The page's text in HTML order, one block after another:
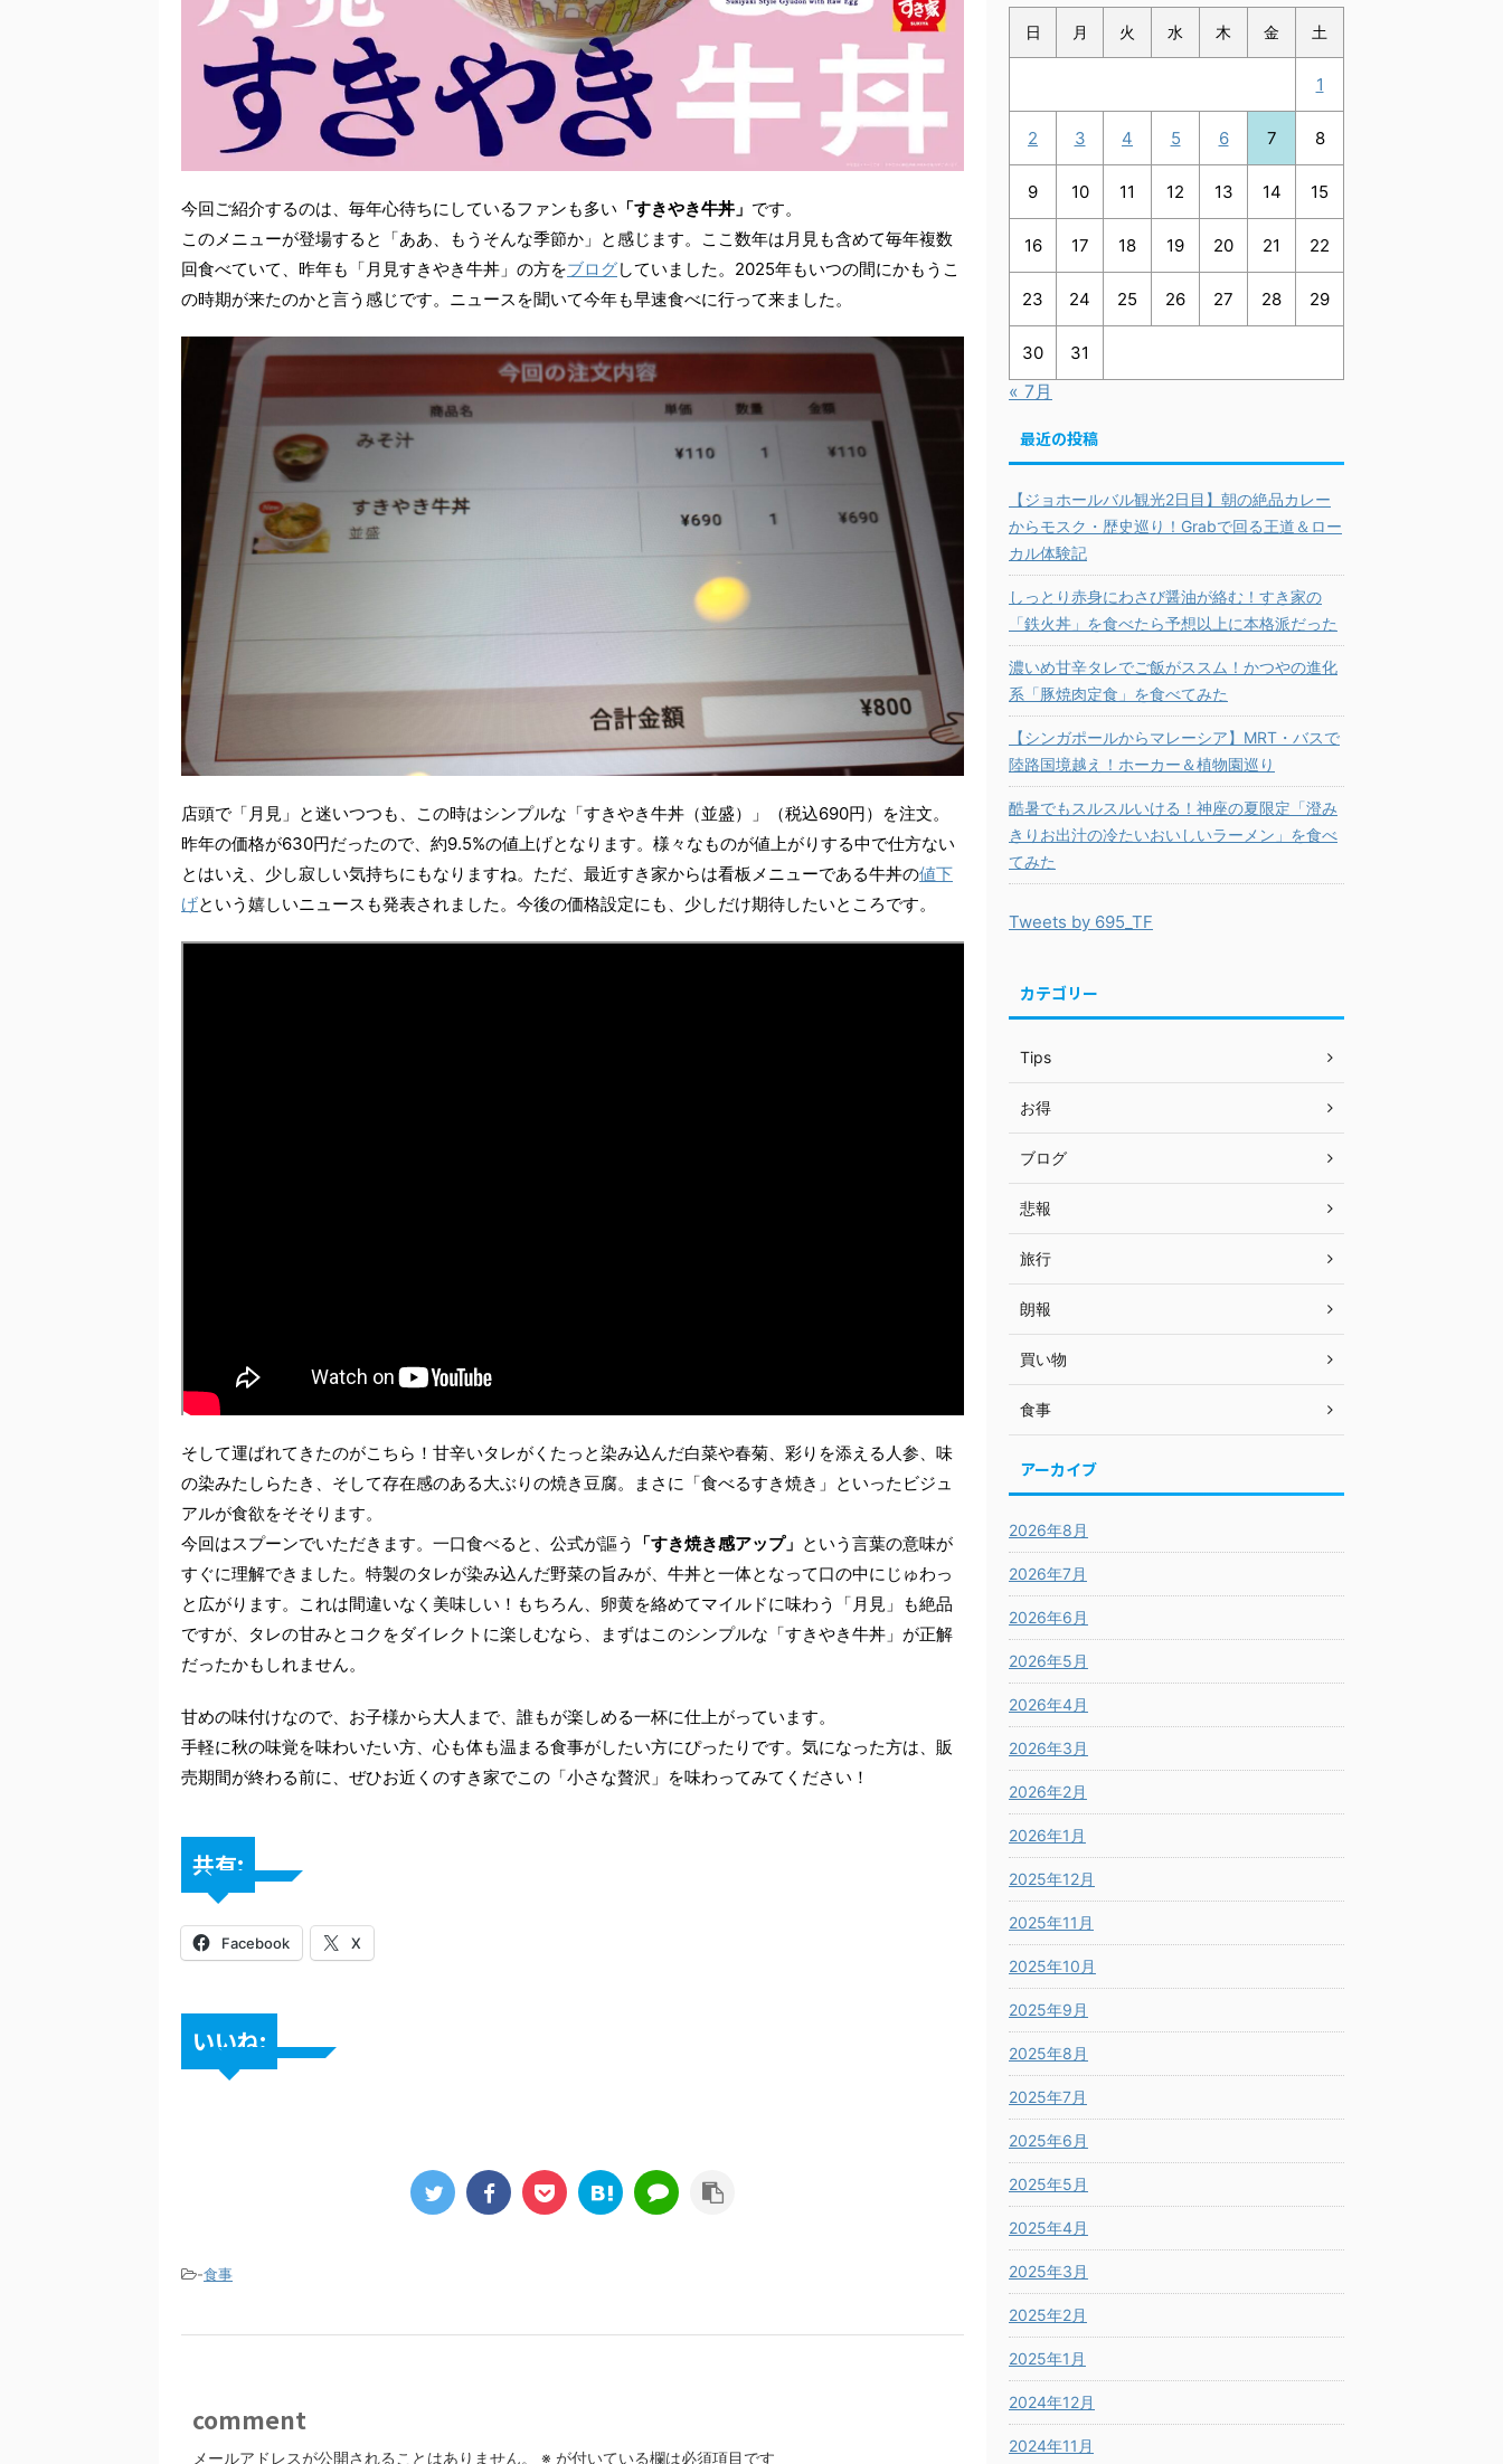
今回ご紹介するのは、毎年心待ちにしているファンも多い 「すきやき牛丼」 です。
このメニューが登場すると「ああ、もうそんな季節か」と感じます。ここ数年は月見も含めて毎年複数
回食べていて、昨年も「月見すきやき牛丼」の方をブログしていました。2025年もいつの間にかもうこ
の時期が来たのかと言う感じです。ニュースを聞いて今年も早速食べに行って来ました。
店頭で「月見」と迷いつつも、この時はシンプルな「すきやき牛丼（並盛）」（税込690円）を注文。
昨年の価格が630円だったので、約9.5%の値上げとなります。様々なものが値上がりする中で仕方ない
とはいえ、少し寂しい気持ちにもなりますね。ただ、最近すき家からは看板メニューである牛丼の値下
げという嬉しいニュースも発表されました。今後の価格設定にも、少しだけ期待したいところです。
そして運ばれてきたのがこちら！甘辛いタレがくたっと染み込んだ白菜や春菊、彩りを添える人参、味
の染みたしらたき、そして存在感のある大ぶりの焼き豆腐。まさに「食べるすき焼き」といったビジュ
アルが食欲をそそります。
今回はスプーンでいただきます。一口食べると、公式が謳う
「すき焼き感アップ」 という言葉の意味が
すぐに理解できました。特製のタレが染み込んだ野菜の旨みが、牛丼と一体となって口の中にじゅわっ
と広がります。これは間違いなく美味しい！もちろん、卵黄を絡めてマイルドに味わう「月見」も絶品
ですが、タレの甘みとコクをダイレクトに楽しむなら、まずはこのシンプルな「すきやき牛丼」が正解
だったかもしれません。
甘めの味付けなので、お子様から大人まで、誰もが楽しめる一杯に仕上がっています。
手軽に秋の味覚を味わいたい方、心も体も温まる食事がしたい方にぴったりです。気になった方は、販
売期間が終わる前に、ぜひお近くのすき家でこの「小さな贅沢」を味わってみてください！
共有:
Facebook X
いいね:
-食事
comment
メールアドレスが公開されることはありません。 ※ が付いている欄は必須項目です
日 月 火 水 木 金 土
1
2 3 4 5 6 7 8
9 10 11 12 13 14 15
16 17 18 19 20 21 22
23 24 25 26 27 28 29
30 31
« 7月
最近の投稿
【ジョホールバル観光2日目】朝の絶品カレー
からモスク・歴史巡り！Grabで回る王道＆ロー
カル体験記
しっとり赤身にわさび醤油が絡む！すき家の
「鉄火丼」を食べたら予想以上に本格派だった
濃いめ甘辛タレでご飯がススム！かつやの進化
系「豚焼肉定食」を食べてみた
【シンガポールからマレーシア】MRT・バスで
陸路国境越え！ホーカー＆植物園巡り
酷暑でもスルスルいける！神座の夏限定「澄み
きりお出汁の冷たいおいしいラーメン」を食べ
てみた
Tweets by 695_TF
カテゴリー
Tips
お得
ブログ
悲報
旅行
朗報
買い物
食事
アーカイブ
2026年8月
2026年7月
2026年6月
2026年5月
2026年4月
2026年3月
2026年2月
2026年1月
2025年12月
2025年11月
2025年10月
2025年9月
2025年8月
2025年7月
2025年6月
2025年5月
2025年4月
2025年3月
2025年2月
2025年1月
2024年12月
2024年11月